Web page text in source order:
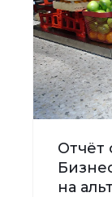
Отчёт
на